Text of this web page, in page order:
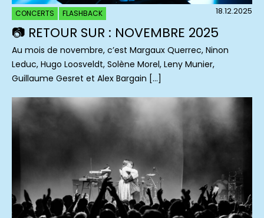
CONCERTS FLASHBACK 18.12.2025
📷 RETOUR SUR : NOVEMBRE 2025
Au mois de novembre, c’est Margaux Querrec, Ninon
Leduc, Hugo Loosveldt, Solène Morel, Leny Munier,
Guillaume Gesret et Alex Bargain […]